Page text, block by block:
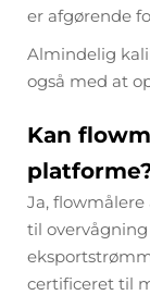
er afgørende
Almindelig
også med at
Kan
Ja,
til
certificeret til